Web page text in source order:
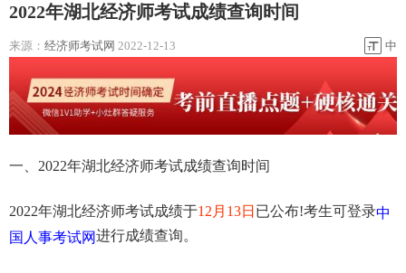
2022年湖北经济师考试成绩查询时间
来源： 经济师考试网 2022-12-13 中
一、2022年湖北经济师考试成绩查询时间
2022年湖北经济师考试成绩于12月13日 已公布!考生可登录中
国人事考试网进行成绩查询。